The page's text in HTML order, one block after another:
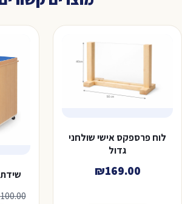
לוח פרספקס אישי שולחני
גדול
₪169.00 שידת